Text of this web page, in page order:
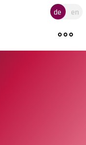
der Seitede en